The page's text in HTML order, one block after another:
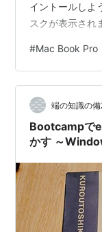
イントールしよ
スクが表示され
#Mac Book Pro
端の知識の
Bootcampで
かす ～